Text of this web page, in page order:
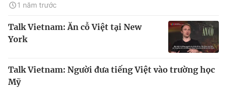
1 năm trước
Talk Vietnam: Ăn cỗ Việt tại New
York
Talk Vietnam: Người đưa tiếng Việt vào trường học
Mỹ